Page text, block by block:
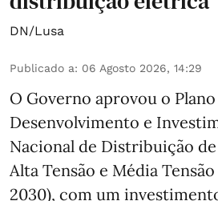
DN/Lusa
Publicado a: 06 Agosto 2026, 14:29
O Governo aprovou o
Desenvolvimento e
Nacional de Distribuição
Alta Tensão e Média
2030), com um